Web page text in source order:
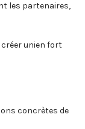
les partenaires,
unien fort
concrètes de